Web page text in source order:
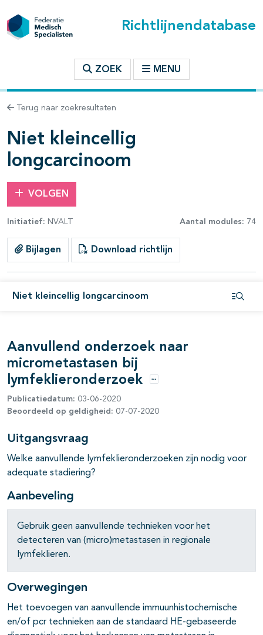
Richtlijnendatabase
ZOEK MENU
Terug naar zoekresultaten
Niet kleincellig
longcarcinoom
VOLGEN
Initiatief: NVALT Aantal modules: 74
Bijlagen Download richtlijn
Niet kleincellig longcarcinoom
binnen deze richtlijn
open- en dichtklappen
open- en dichtklappen
open- en dichtklappen
open- en dichtklappen
open- en dichtklappen
Aanvullend onderzoek naar
micrometastasen bij
lymfeklieronderzoek
Opties
Publicatiedatum: 03-06-2020
Beoordeeld op geldigheid: 07-07-2020
Uitgangsvraag
Welke aanvullende lymfeklieronderzoeken zijn nodig voor
adequate stadiering?
Aanbeveling
Gebruik geen aanvullende technieken voor het
detecteren van (micro)metastasen in regionale
lymfeklieren.
Overwegingen
Het toevoegen van aanvullende immuunhistochemische
en/of pcr technieken aan de standaard HE-gebaseerde